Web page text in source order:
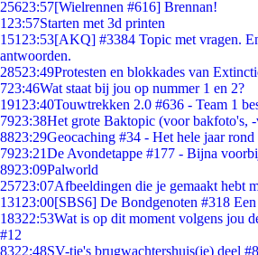
25623:57[Wielrennen #616] Brennan!
1 23:57Starten met 3d printen
151 23:53[AKQ] #3384 Topic met vragen.
antwoorden.
28523:49Protesten en blokkades van
723:46Wat staat bij jou op nummer 1 en 2?
191 23:40Touwtrekken 2.0 #636 - Team 1
7923:38Het grote Baktopic (voor bakfoto's,
8823:29Geocaching #34 - Het hele jaar rond
7923:21De Avondetappe #177 - Bijna
8923:09Palworld
25723:07Afbeeldingen die je gemaakt hebt
131 23:00[SBS6] De Bondgenoten #318
18322:53Wat is op dit moment volgens jou
#12
8322:48SV-tje's brugwachtershuis(je) deel